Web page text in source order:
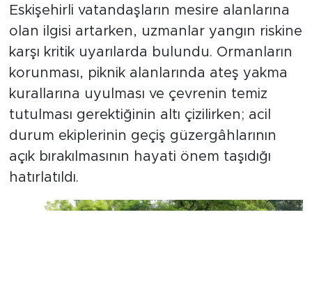
Eskişehirli vatandaşların mesire alanlarına
olan ilgisi artarken, uzmanlar yangın riskine
karşı kritik uyarılarda bulundu. Ormanların
korunması, piknik alanlarında ateş yakma
kurallarına uyulması ve çevrenin temiz
tutulması gerektiğinin altı çizilirken; acil
durum ekiplerinin geçiş güzergâhlarının
açık bırakılmasının hayati önem taşıdığı
hatırlatıldı.